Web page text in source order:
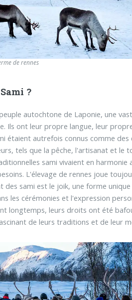
de rennes
?
autochtone de Laponie, une
Ils ont leur propre langue, leur
étaient autrefois connus comme
tels que la pêche, l'artisanat et le
sami vivaient en
L'élevage de rennes joue
des sami est le joik, une forme
les cérémonies et l'expression
longtemps, leurs droits ont été
de leurs traditions et de leur